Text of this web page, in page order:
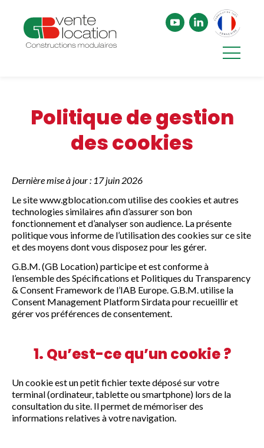
Politique de gestion
des cookies
Dernière mise à jour : 17 juin 2026
Le site www.gblocation.com utilise des cookies et autres
technologies similaires afin d’assurer son bon
fonctionnement et d’analyser son audience. La présente
politique vous informe de l’utilisation des cookies sur ce site
et des moyens dont vous disposez pour les gérer.
G.B.M. (GB Location) participe et est conforme à
l’ensemble des Spécifications et Politiques du Transparency
& Consent Framework de l’IAB Europe. G.B.M. utilise la
Consent Management Platform Sirdata pour recueillir et
gérer vos préférences de consentement.
1. Qu’est-ce qu’un cookie ?
Un cookie est un petit fichier texte déposé sur votre
terminal (ordinateur, tablette ou smartphone) lors de la
consultation du site. Il permet de mémoriser des
informations relatives à votre navigation.